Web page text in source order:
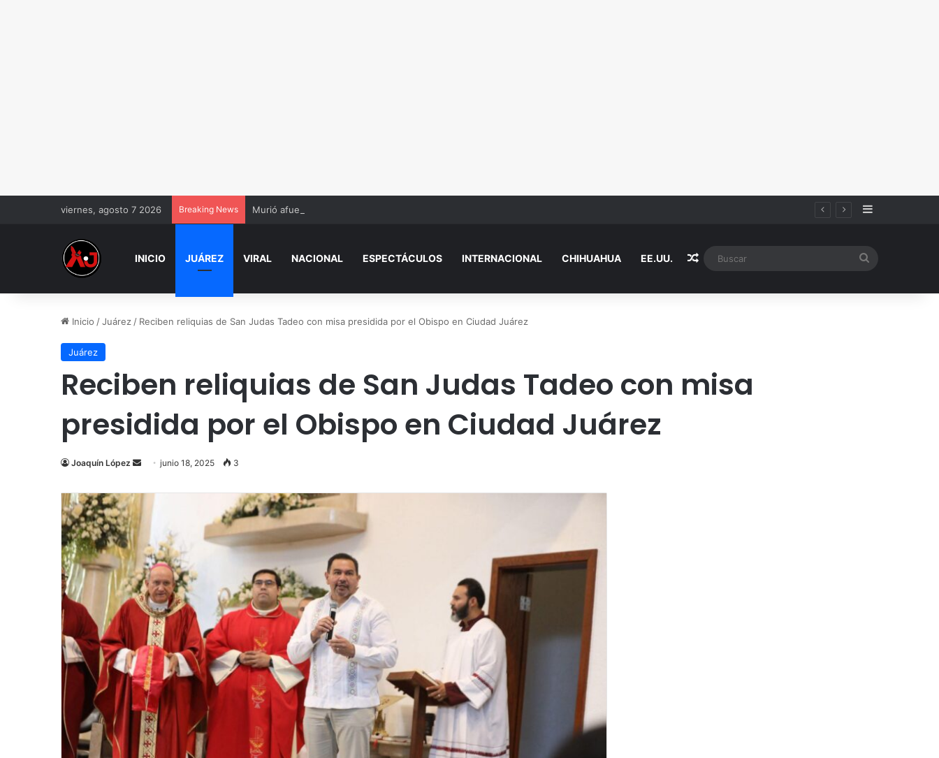
viernes, agosto 7 2026 Breaking News Murió afuera de Similares de Ciudad Juárez Sidebar
INICIO JUÁREZ VIRAL NACIONAL ESPECTÁCULOS INTERNACIONAL CHIHUAHUA EE.UU. Random Article
Inicio /Juárez / Reciben reliquias de San Judas Tadeo con misa presidida por el Obispo en Ciudad Juárez
Juárez
Reciben reliquias de San Judas Tadeo con misa
presidida por el Obispo en Ciudad Juárez
Joaquín López
Send
email
junio 18, 2025 3